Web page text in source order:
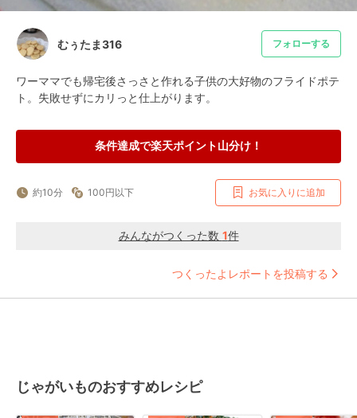
むぅたま316 フォローする
ワーママでも帰宅後さっさと作れる子供の大好物のフライドポテ
ト。失敗せずにカリっと仕上がります。
条件達成で楽天ポイント山分け！
約10分 100円以下 お気に入りに追加
みんながつくった数 1件
つくったよレポートを投稿する
じゃがいものおすすめレシピ